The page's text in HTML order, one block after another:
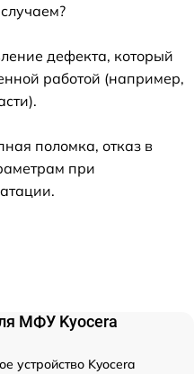
дефекта, который
работой (например,
поломка, отказ в
при
МФУ Kyocera
устройство Kyocera